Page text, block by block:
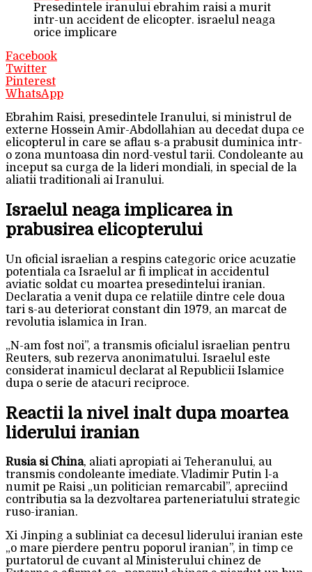
Presedintele iranului ebrahim raisi a murit
intr-un accident de elicopter. israelul neaga
orice implicare
Facebook
Twitter
Pinterest
WhatsApp
Ebrahim Raisi, presedintele Iranului, si ministrul de
externe Hossein Amir-Abdollahian au decedat dupa ce
elicopterul in care se aflau s-a prabusit duminica intr-
o zona muntoasa din nord-vestul tarii. Condoleante au
inceput sa curga de la lideri mondiali, in special de la
aliatii traditionali ai Iranului.
Israelul neaga implicarea in
prabusirea elicopterului
Un oficial israelian a respins categoric orice acuzatie
potentiala ca Israelul ar fi implicat in accidentul
aviatic soldat cu moartea presedintelui iranian.
Declaratia a venit dupa ce relatiile dintre cele doua
tari s-au deteriorat constant din 1979, an marcat de
revolutia islamica in Iran.
„N-am fost noi”, a transmis oficialul israelian pentru
Reuters, sub rezerva anonimatului. Israelul este
considerat inamicul declarat al Republicii Islamice
dupa o serie de atacuri reciproce.
Reactii la nivel inalt dupa moartea
liderului iranian
Rusia si China, aliati apropiati ai Teheranului, au
transmis condoleante imediate. Vladimir Putin l-a
numit pe Raisi „un politician remarcabil”, apreciind
contributia sa la dezvoltarea parteneriatului strategic
ruso-iranian.
Xi Jinping a subliniat ca decesul liderului iranian este
„o mare pierdere pentru poporul iranian”, in timp ce
purtatorul de cuvant al Ministerului chinez de